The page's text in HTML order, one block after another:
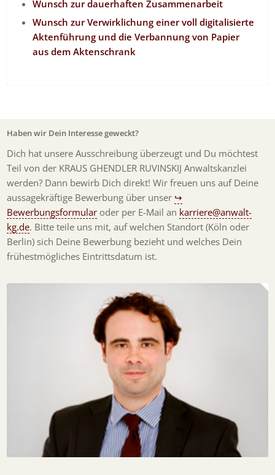
Wunsch zur dauerhaften Zusammenarbeit
Wunsch zur Verwirklichung einer voll digitalisierte
Aktenführung und die Verbannung von Papier
aus dem Aktenschrank
Haben wir Dein Interesse geweckt?
Dich hat unsere Ausschreibung überzeugt und Du möchtest
Teil von der KRAUS GHENDLER RUVINSKIJ Anwaltskanzlei
werden? Dann bewirb Dich direkt! Wir freuen uns auf Deine
aussagekräftige Bewerbung über unser ↪
Bewerbungsformular oder per E-Mail an karriere@anwalt-
kg.de. Bitte teile uns mit, auf welchen Standort (Köln oder
Berlin) sich Deine Bewerbung bezieht und welches Dein
frühestmögliches Eintrittsdatum ist.